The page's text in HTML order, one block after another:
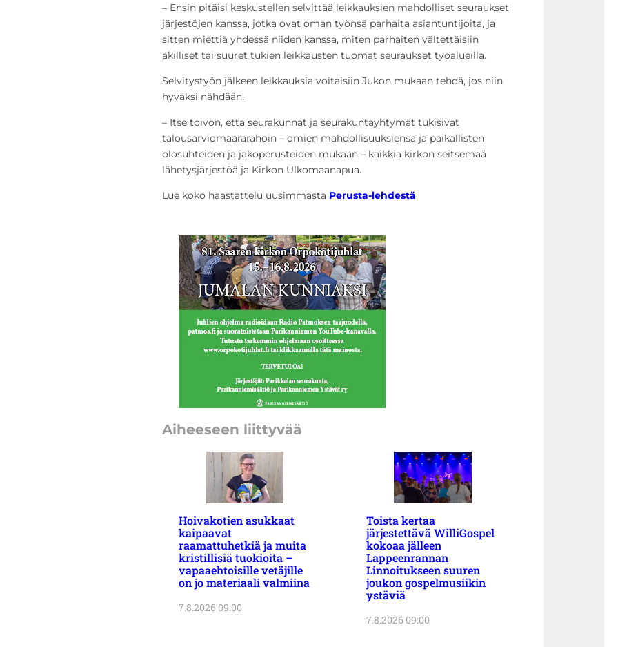
– Ensin pitäisi keskustellen selvittää leikkauksien mahdolliset seuraukset
järjestöjen kanssa, jotka ovat oman työnsä parhaita asiantuntijoita, ja
sitten miettiä yhdessä niiden kanssa, miten parhaiten vältettäisiin
äkilliset tai suuret tukien leikkausten tuomat seuraukset työalueilla.
Selvitystyön jälkeen leikkauksia voitaisiin Jukon mukaan tehdä, jos niin
hyväksi nähdään.
– Itse toivon, että seurakunnat ja seurakuntayhtymät tukisivat
talousarviomäärärahoin – omien mahdollisuuksiensa ja paikallisten
olosuhteiden ja jakoperusteiden mukaan – kaikkia kirkon seitsemää
lähetysjärjestöä ja Kirkon Ulkomaanapua.
Lue koko haastattelu uusimmasta Perusta-lehdestä
Aiheeseen liittyvää
Hoivakotien asukkaat
kaipaavat
raamattuhetkiä ja muita
kristillisiä tuokioita –
vapaaehtoisille vetäjille
on jo materiaali valmiina
7.8.2026 09:00
Toista kertaa
järjestettävä WilliGospel
kokoaa jälleen
Lappeenrannan
Linnoitukseen suuren
joukon gospelmusiikin
ystäviä
7.8.2026 09:00